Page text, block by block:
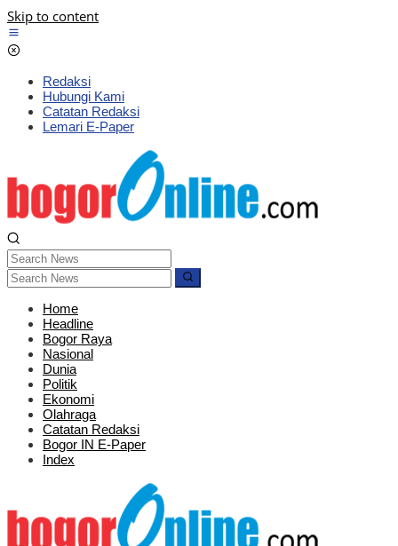
Skip to content
Redaksi
Hubungi Kami
Catatan Redaksi
Lemari E-Paper
Home
Headline
Bogor Raya
Nasional
Dunia
Politik
Ekonomi
Olahraga
Catatan Redaksi
Bogor IN E-Paper
Index